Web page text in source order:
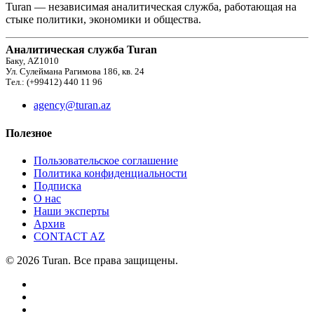
Turan — независимая аналитическая служба, работающая на
стыке политики, экономики и общества.
Аналитическая служба Turan
Баку, AZ1010
Ул. Сулеймана Рагимова 186, кв. 24
Тел.: (+99412) 440 11 96
agency@turan.az
Полезное
Пользовательское соглашение
Политика конфиденциальности
Подписка
О нас
Наши эксперты
Архив
CONTACT AZ
© 2026 Turan. Все права защищены.